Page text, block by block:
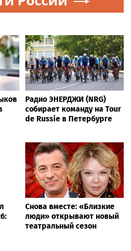
Радио ЭНЕРДЖИ (NRG)
собирает команду на Tour
de Russie в Петербурге
Снова вместе: «Близкие
люди» открывают новый
театральный сезон